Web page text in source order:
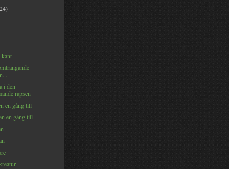
kant
i den
rapsen
en gång till
en gång till